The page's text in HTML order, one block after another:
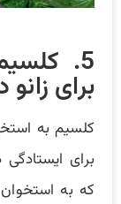
5.
برای
کلسیم به
برای
که به